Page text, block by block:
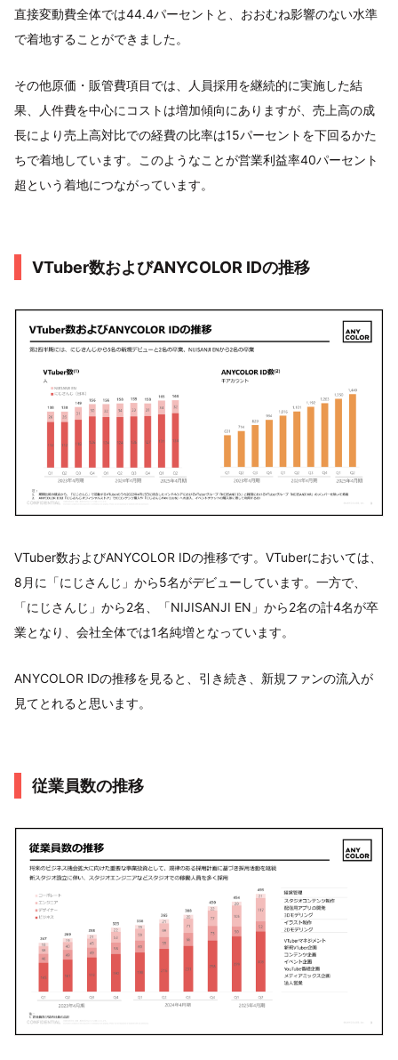
直接変動費全体では44.4パーセントと、おおむね影響のない水準
で着地することができました。
その他原価・販管費項目では、人員採用を継続的に実施した結
果、人件費を中心にコストは増加傾向にありますが、売上高の成
長により売上高対比での経費の比率は15パーセントを下回るかた
ちで着地しています。このようなことが営業利益率40パーセント
超という着地につながっています。
VTuber数およびANYCOLOR IDの推移
VTuber数およびANYCOLOR IDの推移です。VTuberにおいては、
8月に「にじさんじ」から5名がデビューしています。一方で、
「にじさんじ」から2名、「NIJISANJI EN」から2名の計4名が卒
業となり、会社全体では1名純増となっています。
ANYCOLOR IDの推移を見ると、引き続き、新規ファンの流入が
見てとれると思います。
従業員数の推移